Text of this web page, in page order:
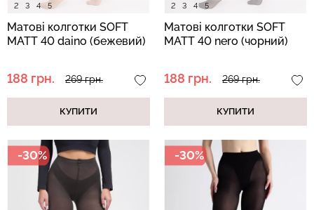
2 3 4 5
Матові колготки SOFT
MATT 40 daino (бежевий)
188 грн. 269 грн.
КУПИТИ
2 3 4 5
Матові колготки SOFT
MATT 40 nero (чорний)
188 грн. 269 грн.
КУПИТИ
-30% -30%